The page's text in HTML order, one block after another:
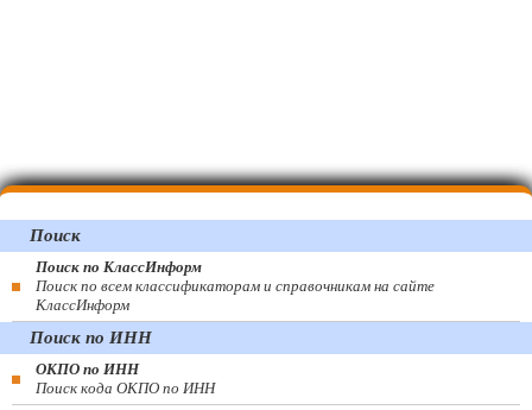
Поиск
Поиск по КлассИнформ
Поиск по всем классификаторам и справочникам на сайте
КлассИнформ
Поиск по ИНН
ОКПО по ИНН
Поиск кода ОКПО по ИНН